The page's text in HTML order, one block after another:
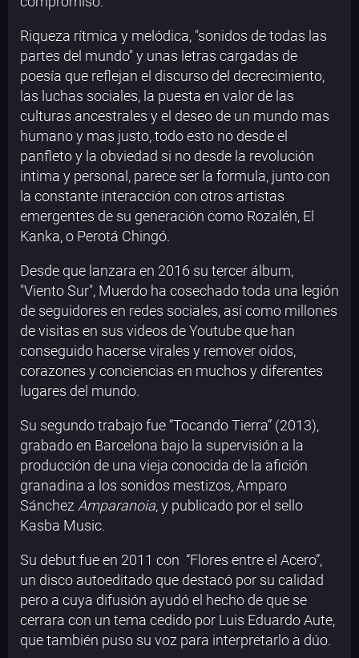
Riqueza rítmica y melódica, "sonidos de todas las
partes del mundo" y unas letras cargadas de
poesía que reflejan el discurso del decrecimiento,
las luchas sociales, la puesta en valor de las
culturas ancestrales y el deseo de un mundo mas
humano y mas justo, todo esto no desde el
panfleto y la obviedad si no desde la revolución
intima y personal, parece ser la formula, junto con
la constante interacción con otros artistas
emergentes de su generación como Rozalén, El
Kanka, o Perotá Chingó.
Desde que lanzara en 2016 su tercer álbum,
"Viento Sur", Muerdo ha cosechado toda una legión
de seguidores en redes sociales, así como millones
de visitas en sus videos de Youtube que han
conseguido hacerse virales y remover oídos,
corazones y conciencias en muchos y diferentes
lugares del mundo.
Su segundo trabajo fue “Tocando Tierra” (2013),
grabado en Barcelona bajo la supervisión a la
producción de una vieja conocida de la afición
granadina a los sonidos mestizos, Amparo
SánchezAmparanoia, y publicado por el sello
Kasba Music.
Su debut fue en 2011 con “Flores entre el Acero”,
un disco autoeditado que destacó por su calidad
pero a cuya difusión ayudó el hecho de que se
cerrara con un tema cedido por Luis Eduardo Aute,
que también puso su voz para interpretarlo a dúo.